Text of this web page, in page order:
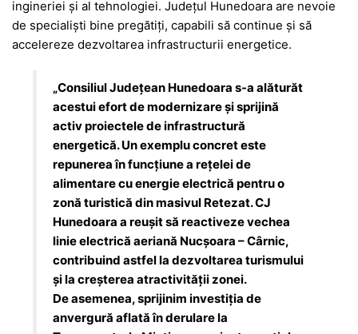
ingineriei și al tehnologiei. Județul Hunedoara are nevoie
de specialiști bine pregătiți, capabili să continue și să
accelereze dezvoltarea infrastructurii energetice.
„Consiliul Județean Hunedoara s-a alăturăt
acestui efort de modernizare și sprijină
activ proiectele de infrastructură
energetică. Un exemplu concret este
repunerea în funcțiune a rețelei de
alimentare cu energie electrică pentru o
zonă turistică din masivul Retezat. CJ
Hunedoara a reușit să reactiveze vechea
linie electrică aeriană Nucșoara – Cârnic,
contribuind astfel la dezvoltarea turismului
și la creșterea atractivității zonei.
De asemenea, sprijinim investiția de
anvergură aflată în derulare la